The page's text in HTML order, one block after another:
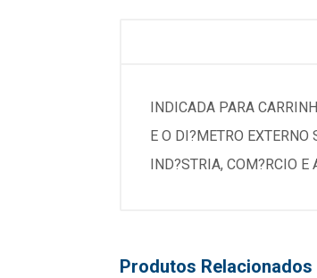
INDICADA PARA
E O DI?METRO
IND?STRIA, COM?RCIO E
Produtos Relacionados